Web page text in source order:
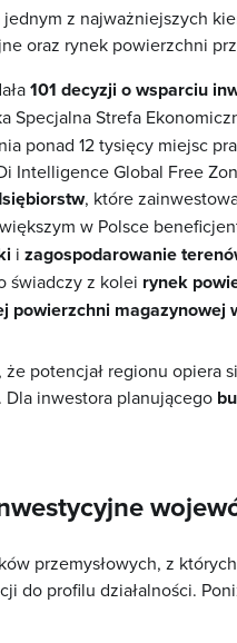
z najważniejszych
oraz rynek powierzchni
101 decyzji o wsparciu
Strefa
ponad 12 tysięcy miejsc
Intelligence Global Free
, które
w Polsce
i zagospodarowanie
świadczy z kolei rynek
powierzchni magazynowej
potencjał regionu opiera
inwestora planującego
przemysłowych, z
do profilu działalności.